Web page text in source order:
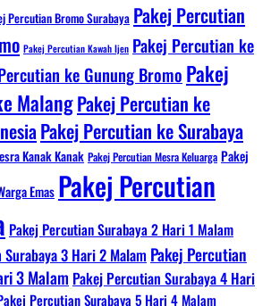
Percutian Bromo Surabaya Pakej Percutian
Pakej Percutian Kawah Ijen Pakej Percutian ke
ke Gunung Bromo Pakej
MalangPakej Percutian ke
Pakej Percutian ke Surabaya
Kanak Kanak Pakej Percutian Mesra Keluarga Pakej
Emas Pakej Percutian
Pakej Percutian Surabaya 2 Hari 1 Malam
3 Hari 2 Malam Pakej Percutian
3 Malam Pakej Percutian Surabaya 4 Hari
Percutian Surabaya 5 Hari 4 Malam